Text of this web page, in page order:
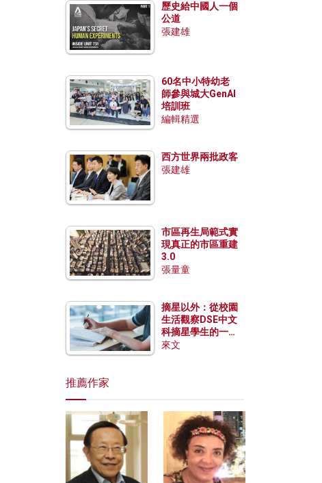
歷史給中國人一個
公道
張建雄
60名中小特幼老
師參與城大GenAI
培訓班
編輯精選
西方世界兩批政客
張建雄
市區再生局範式實
現真正的市區重建
3.0
張量童
摘星以外：從校園
生活觀察DSE中文
科摘星學生的一點
特質
來文
推薦作家